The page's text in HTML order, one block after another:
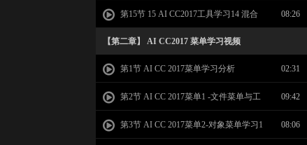
工具 第15节 15 AI CC2017工具学习14 混合
工具和工具学习总结
08:26
【第二章】 AI CC2017 菜单学习视频
第1节 AI CC 2017菜单学习分析 02:31
第2节 AI CC 2017菜单1 -文件菜单与工
具菜单
09:42
第3节 AI CC 2017菜单2-对象菜单学习1 08:06